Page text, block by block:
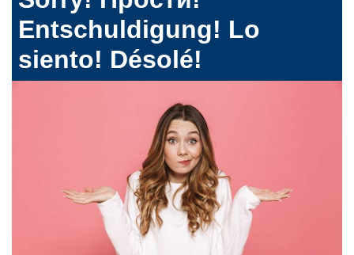
Entschuldigung! Lo
siento! Désolé!